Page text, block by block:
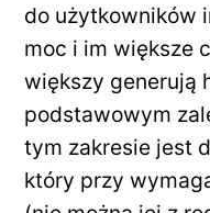
do użytkowników
moc i im większe
większy generują
podstawowym
tym zakresie jest
który przy